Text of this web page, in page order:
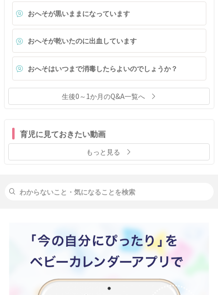
おへそが黒いままになっています
おへそが乾いたのに出血しています
おへそはいつまで消毒したらよいのでしょうか？
生後0～1か月のQ&A一覧へ
育児に見ておきたい動画
もっと見る